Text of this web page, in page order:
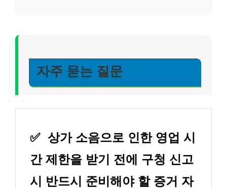
자주 묻는 질문
✅ 상가 소음으로 인한 영업 시
간 제한을 받기 전에 구청 신고
시 반드시 준비해야 할 증거 자